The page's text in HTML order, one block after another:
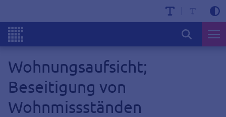
Wohnungsaufsicht;
Beseitigung von
Wohnmissständen